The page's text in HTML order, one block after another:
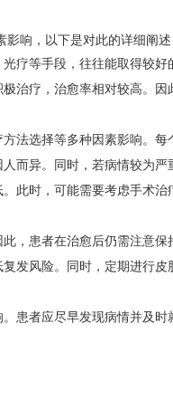
响，以下是对此的详细阐述
疗等手段，往往能取得较好
治疗，治愈率相对较高。因
法选择等多种因素影响。每
而异。同时，若病情较为严
此时，可能需要考虑手术治
，患者在治愈后仍需注意保
发风险。同时，定期进行皮
患者应尽早发现病情并及时